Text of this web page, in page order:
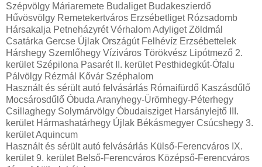
Szépvölgy Máriaremete Budaliget Budakeszierdő
Hűvösvölgy Remetekertváros Erzsébetliget Rózsadomb
Hársakalja Petneházyrét Vérhalom Adyliget Zöldmál
Csatárka Gercse Újlak Országút Felhévíz Erzsébettelek
Hárshegy Szemlőhegy Víziváros Törökvész Lipótmező 2.
kerület Szépilona Pasarét II. kerület Pesthidegkút-Ófalu
Pálvölgy Rézmál Kővár Széphalom
Használt és sérült autó felvásárlás Rómaifürdő Kaszásdűlő
Mocsárosdűlő Óbuda Aranyhegy-Ürömhegy-Péterhegy
Csillaghegy Solymárvölgy Óbudaisziget Harsánylejtő III.
kerület Hármashatárhegy Újlak Békásmegyer Csúcshegy 3.
kerület Aquincum
Használt és sérült autó felvásárlás Külső-Ferencváros IX.
kerület 9. kerület Belső-Ferencváros Középső-Ferencváros